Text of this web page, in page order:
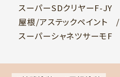
スーパーSDクリヤーF-JY
屋根/アステックペイント /
スーパーシャネツサーモF